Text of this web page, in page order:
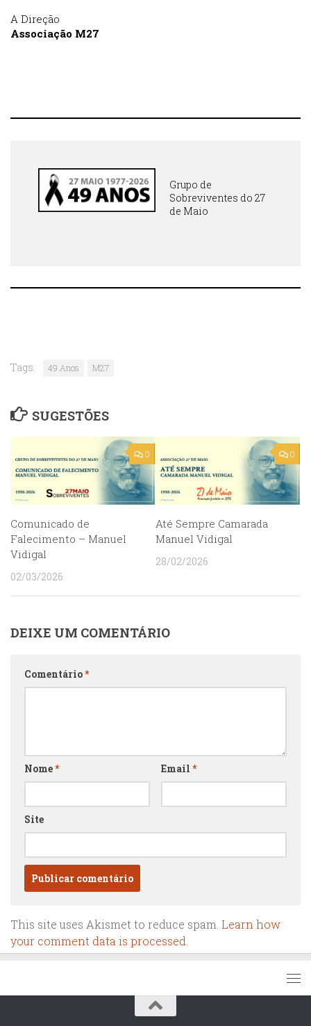
A Direção
Associação M27
Grupo de
Sobreviventes do 27
de Maio
Tags: 49 Anos M27
SUGESTÕES
0
Comunicado de
Falecimento – Manuel
Vidigal
02/03/2026
0
Até Sempre Camarada
Manuel Vidigal
28/02/2026
DEIXE UM COMENTÁRIO
Comentário*
Nome* Email *
Site
This site uses Akismet to reduce spam. Learn how
your comment data is processed.